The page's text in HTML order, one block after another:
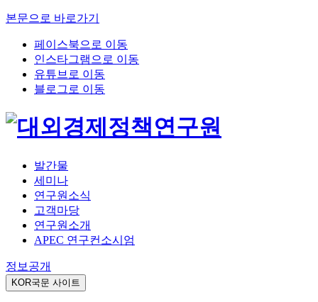
본문으로 바로가기
페이스북으로 이동
인스타그램으로 이동
유튜브로 이동
블로그로 이동
발간물
세미나
연구원소식
고객마당
연구원소개
APEC 연구컨소시엄
정보공개
KOR국문 사이트